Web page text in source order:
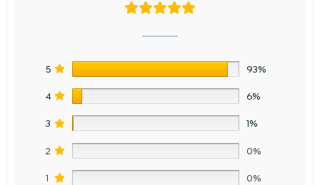
5 93%
4 6%
3 1%
2 0%
1 0%